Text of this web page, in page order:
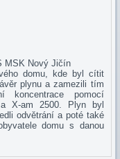
MSK Nový Jičín
domu, kde byl cítit
plynu a zamezili tím
koncentrace pomocí
X-am 2500. Plyn byl
odvětrání a poté také
domu s danou